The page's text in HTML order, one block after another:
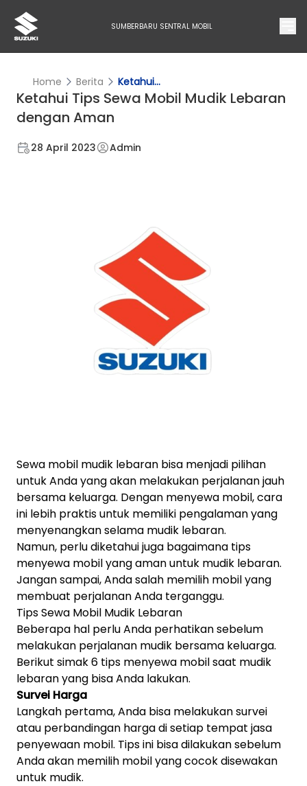
SUMBERBARU SENTRAL MOBIL
Home Berita Ketahui...
Ketahui Tips Sewa Mobil Mudik Lebaran
dengan Aman
28 April 2023 Admin
Sewa mobil mudik lebaran bisa menjadi pilihan
untuk Anda yang akan melakukan perjalanan jauh
bersama keluarga. Dengan menyewa mobil, cara
ini lebih praktis untuk memiliki pengalaman yang
menyenangkan selama mudik lebaran.
Namun, perlu diketahui juga bagaimana tips
menyewa mobil yang aman untuk mudik lebaran.
Jangan sampai, Anda salah memilih mobil yang
membuat perjalanan Anda terganggu.
Tips Sewa Mobil Mudik Lebaran
Beberapa hal perlu Anda perhatikan sebelum
melakukan perjalanan mudik bersama keluarga.
Berikut simak 6 tips menyewa mobil saat mudik
lebaran yang bisa Anda lakukan.
Survei Harga
Langkah pertama, Anda bisa melakukan survei
atau perbandingan harga di setiap tempat jasa
penyewaan mobil. Tips ini bisa dilakukan sebelum
Anda akan memilih mobil yang cocok disewakan
untuk mudik.